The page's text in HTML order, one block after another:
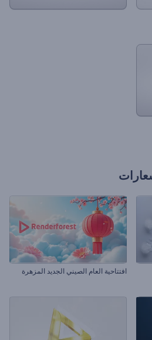
افتتاحية العام الصيني الجديد المزهرة